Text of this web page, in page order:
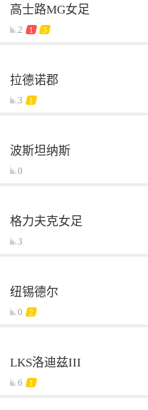
高士路MG女足
2 1 3
拉德诺郡
3 1
波斯坦纳斯
0
格力夫克女足
3
纽锡德尔
0 2
LKS洛迪兹III
6 1